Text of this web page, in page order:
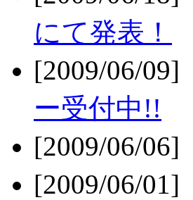
にて発表！
[2009/06/09]
ー受付中!!
[2009/06/06]
[2009/06/01]